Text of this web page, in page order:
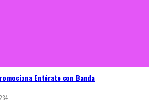
Entérate con Banda